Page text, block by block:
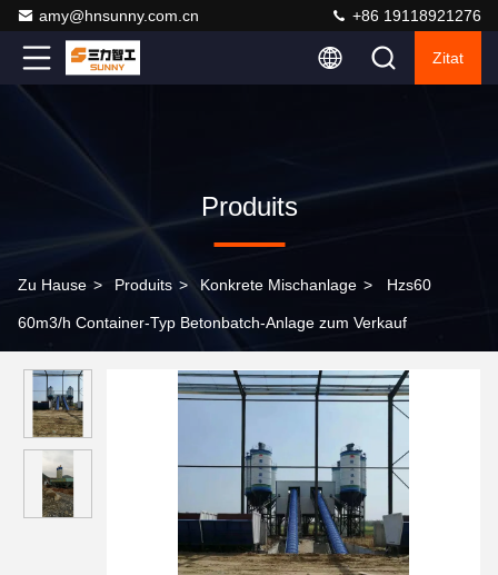
amy@hnsunny.com.cn +86 19118921276
Zitat
Produits
Zu Hause > Produits > Konkrete Mischanlage > Hzs60
60m3/h Container-Typ Betonbatch-Anlage zum Verkauf